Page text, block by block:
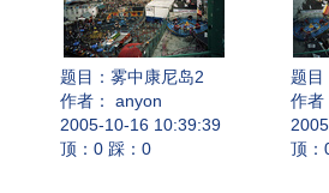
题目： 雾中康尼岛2
作者： anyon
2005-10-16 10:39:39
顶：0 踩：0
题目
作者
顶：